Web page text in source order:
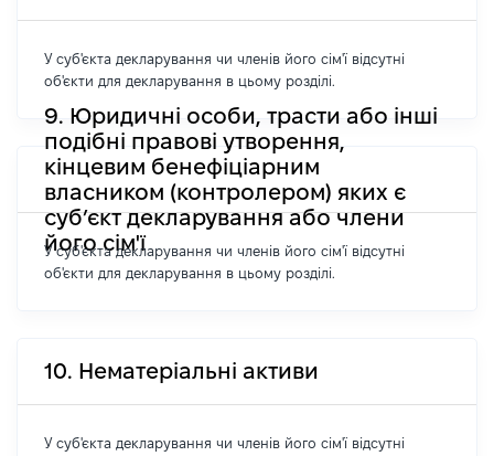
У суб'єкта декларування чи членів його сім'ї відсутні
об'єкти для декларування в цьому розділі.
9. Юридичні особи, трасти або інші
подібні правові утворення,
кінцевим бенефіціарним
власником (контролером) яких є
суб’єкт декларування або члени
його сім'ї
У суб'єкта декларування чи членів його сім'ї відсутні
об'єкти для декларування в цьому розділі.
10. Нематеріальні активи
У суб'єкта декларування чи членів його сім'ї відсутні